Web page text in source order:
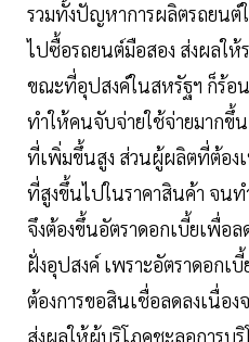
รวมทั้งปัญหาการผลิตรถยน
ไปซื้อรถยนต์มือสอง ส่งผลให้
ขณะที่อุปสงค์ในสหรัฐฯ ก็ร้อ
ทำให้คนจับจ่ายใช้จ่ายมากขึ้
ที่เพิ่มขึ้นสูง ส่วนผู้ผลิตที่ต้อง
ที่สูงขึ้นไปในราคาสินค้า จน
จึงต้องขึ้นอัตราดอกเบี้ยเพื่อล
ฝั่งอุปสงค์ เพราะอัตราดอกเ
ต้องการขอสินเชื่อลดลงเนื่อ
ส่งผลให้ผู้บริโภคชะลอการบ